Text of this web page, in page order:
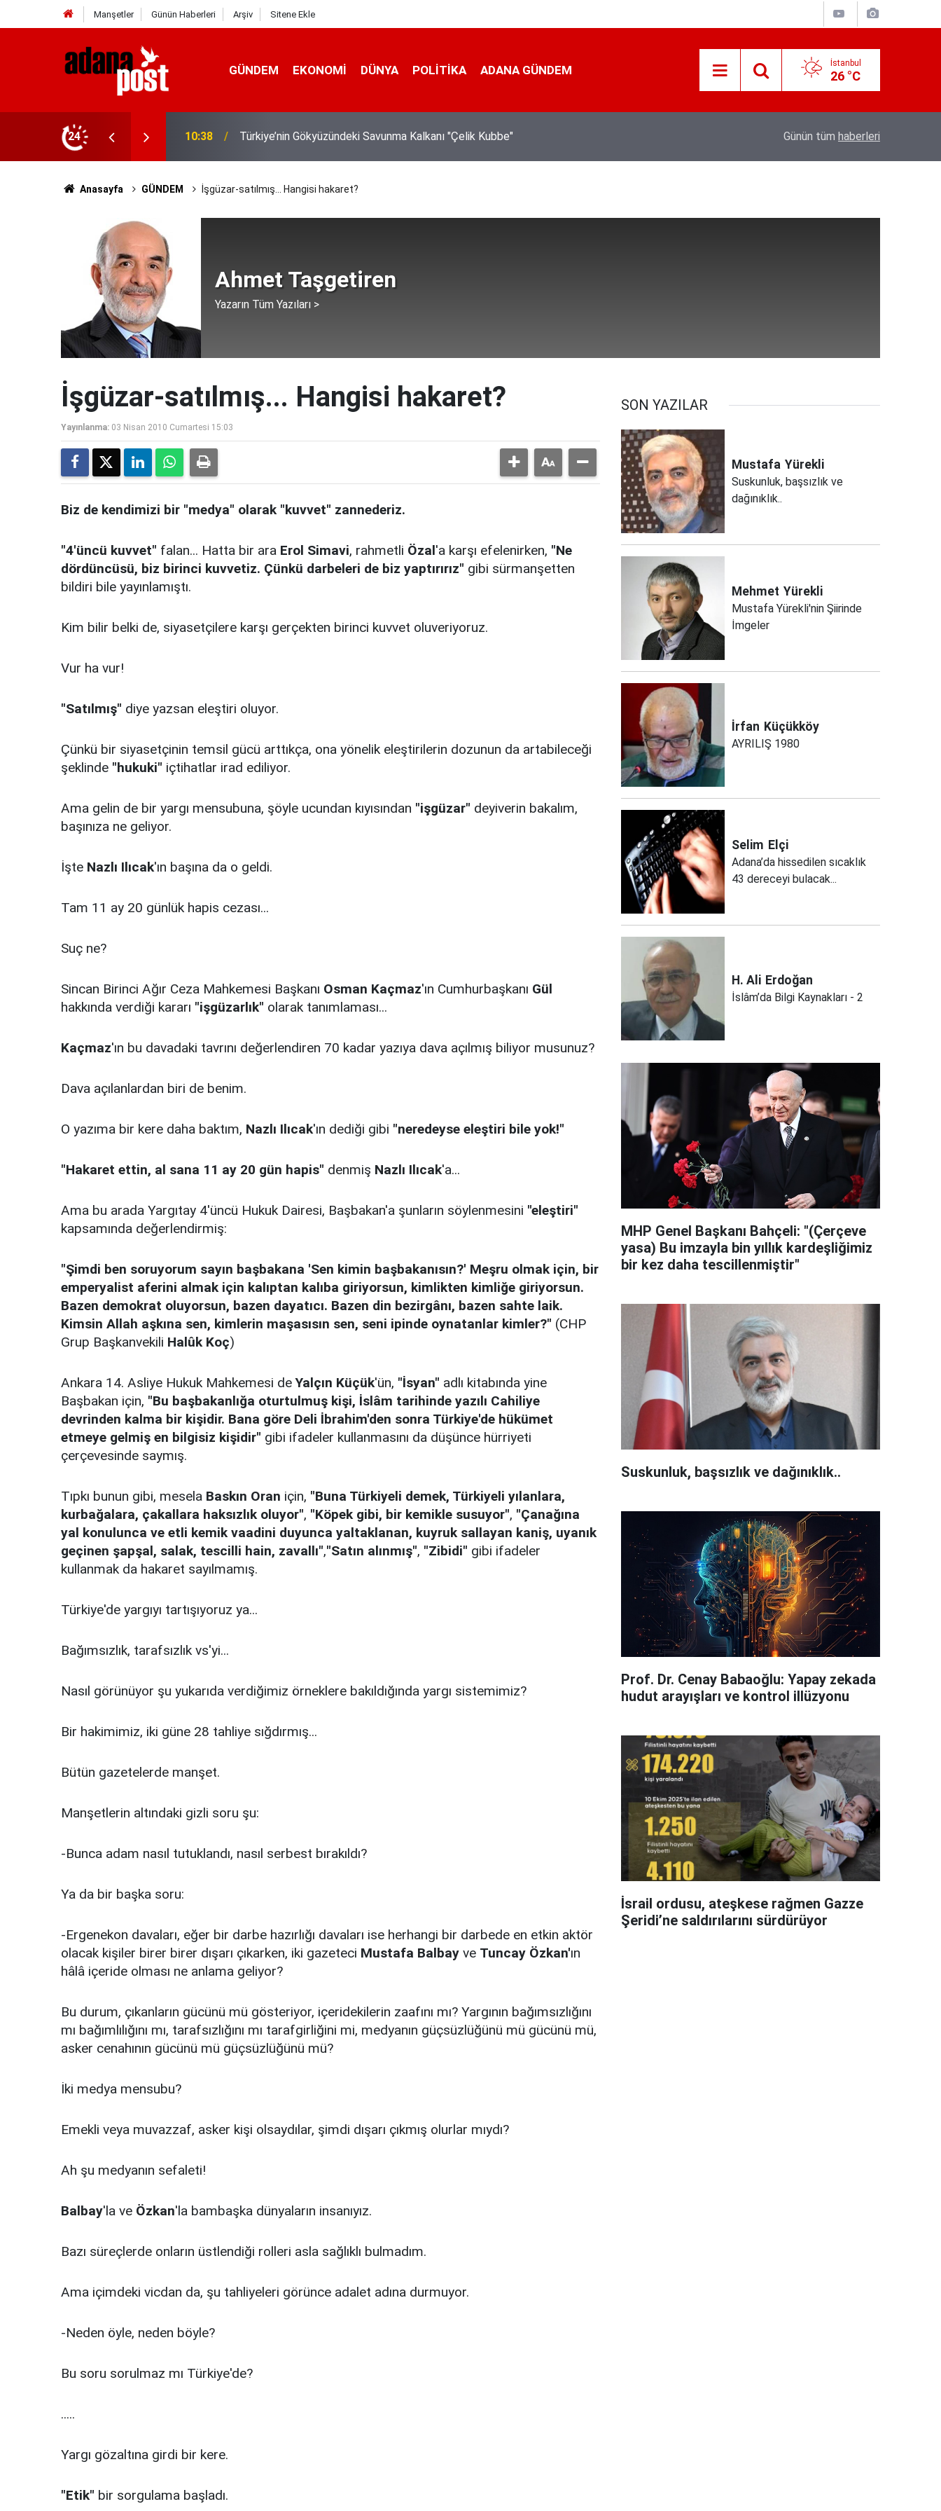
Manşetler Günün Haberleri Arşiv Sitene Ekle
GÜNDEM EKONOMI DÜNYA POLİTİKA ADANA GÜNDEM İstanbul
26 °C
24 08:11
daha tescillenmiştir"
Tarsus'ta üzüm üreticileri fiyat farkına tepki
Günün tüm haberleri
Anasayfa GÜNDEM İşgüzar-satılmış... Hangisi hakaret?
Ahmet Taşgetiren
Yazarın Tüm Yazıları >
İşgüzar-satılmış... Hangisi hakaret?
Yayınlanma: 03 Nisan 2010 Cumartesi 15:03
Biz de kendimizi bir "medya" olarak "kuvvet" zannederiz.
"4'üncü kuvvet" falan... Hatta bir ara Erol Simavi, rahmetli Özal'a karşı efelenirken, "Ne
dördüncüsü, biz birinci kuvvetiz. Çünkü darbeleri de biz yaptırırız" gibi sürmanşetten
bildiri bile yayınlamıştı.
Kim bilir belki de, siyasetçilere karşı gerçekten birinci kuvvet oluveriyoruz.
Vur ha vur!
"Satılmış" diye yazsan eleştiri oluyor.
Çünkü bir siyasetçinin temsil gücü arttıkça, ona yönelik eleştirilerin dozunun da artabileceği
şeklinde "hukuki" içtihatlar irad ediliyor.
Ama gelin de bir yargı mensubuna, şöyle ucundan kıyısından "işgüzar" deyiverin bakalım,
başınıza ne geliyor.
İşte Nazlı Ilıcak'ın başına da o geldi.
Tam 11 ay 20 günlük hapis cezası...
Suç ne?
Sincan Birinci Ağır Ceza Mahkemesi Başkanı Osman Kaçmaz'ın Cumhurbaşkanı Gül
hakkında verdiği kararı "işgüzarlık" olarak tanımlaması...
Kaçmaz'ın bu davadaki tavrını değerlendiren 70 kadar yazıya dava açılmış biliyor musunuz?
Dava açılanlardan biri de benim.
O yazıma bir kere daha baktım, Nazlı Ilıcak'ın dediği gibi "neredeyse eleştiri bile yok!"
"Hakaret ettin, al sana 11 ay 20 gün hapis" denmiş Nazlı Ilıcak'a...
Ama bu arada Yargıtay 4'üncü Hukuk Dairesi, Başbakan'a şunların söylenmesini "eleştiri"
kapsamında değerlendirmiş:
"Şimdi ben soruyorum sayın başbakana 'Sen kimin başbakanısın?' Meşru olmak için, bir
emperyalist aferini almak için kalıptan kalıba giriyorsun, kimlikten kimliğe giriyorsun.
Bazen demokrat oluyorsun, bazen dayatıcı. Bazen din bezirgânı, bazen sahte laik.
Kimsin Allah aşkına sen, kimlerin maşasısın sen, seni ipinde oynatanlar kimler?" (CHP
Grup Başkanvekili Halûk Koç)
Ankara 14. Asliye Hukuk Mahkemesi deYalçın Küçük'ün, "İsyan" adlı kitabında yine
Başbakan için, "Bu başbakanlığa oturtulmuş kişi, İslâm tarihinde yazılı Cahiliye
devrinden kalma bir kişidir. Bana göre Deli İbrahim'den sonra Türkiye'de hükümet
etmeye gelmiş en bilgisiz kişidir" gibi ifadeler kullanmasını da düşünce hürriyeti
çerçevesinde saymış.
Tıpkı bunun gibi, mesela Baskın Oran için, "Buna Türkiyeli demek, Türkiyeli yılanlara,
kurbağalara, çakallara haksızlık oluyor", "Köpek gibi, bir kemikle susuyor", "Çanağına
yal konulunca ve etli kemik vaadini duyunca yaltaklanan, kuyruk sallayan kaniş, uyanık
geçinen şapşal, salak, tescilli hain, zavallı","Satın alınmış", "Zibidi" gibi ifadeler
kullanmak da hakaret sayılmamış.
Türkiye'de yargıyı tartışıyoruz ya...
Bağımsızlık, tarafsızlık vs'yi...
Nasıl görünüyor şu yukarıda verdiğimiz örneklere bakıldığında yargı sistemimiz?
Bir hakimimiz, iki güne 28 tahliye sığdırmış...
Bütün gazetelerde manşet.
Manşetlerin altındaki gizli soru şu:
-Bunca adam nasıl tutuklandı, nasıl serbest bırakıldı?
Ya da bir başka soru:
-Ergenekon davaları, eğer bir darbe hazırlığı davaları ise herhangi bir darbede en etkin aktör
olacak kişiler birer birer dışarı çıkarken, iki gazeteci Mustafa Balbay ve Tuncay Özkan'ın
hâlâ içeride olması ne anlama geliyor?
Bu durum, çıkanların gücünü mü gösteriyor, içeridekilerin zaafını mı? Yargının bağımsızlığını
mı bağımlılığını mı, tarafsızlığını mı tarafgirliğini mi, medyanın güçsüzlüğünü mü gücünü mü,
asker cenahının gücünü mü güçsüzlüğünü mü?
İki medya mensubu?
Emekli veya muvazzaf, asker kişi olsaydılar, şimdi dışarı çıkmış olurlar mıydı?
Ah şu medyanın sefaleti!
Balbay'la ve Özkan'la bambaşka dünyaların insanıyız.
Bazı süreçlerde onların üstlendiği rolleri asla sağlıklı bulmadım.
Ama içimdeki vicdan da, şu tahliyeleri görünce adalet adına durmuyor.
-Neden öyle, neden böyle?
Bu soru sorulmaz mı Türkiye'de?
.....
Yargı gözaltına girdi bir kere.
"Etik" bir sorgulama başladı.
SON YAZILAR
Mustafa Yürekli
Suskunluk, başsızlık ve
dağınıklık..
Mehmet Yürekli
Mustafa Yürekli'nin Şiirinde
İmgeler
İrfan Küçükköy
AYRILIŞ 1980
Selim Elçi
Adana’da hissedilen sıcaklık
43 dereceyi bulacak...
H. Ali Erdoğan
İslâm’da Bilgi Kaynakları - 2
MHP Genel Başkanı Bahçeli: "(Çerçeve
yasa) Bu imzayla bin yıllık kardeşliğimiz
bir kez daha tescillenmiştir"
Suskunluk, başsızlık ve dağınıklık..
Prof. Dr. Cenay Babaoğlu: Yapay zekada
hudut arayışları ve kontrol illüzyonu
İsrail ordusu, ateşkese rağmen Gazze
Şeridi’ne saldırılarını sürdürüyor